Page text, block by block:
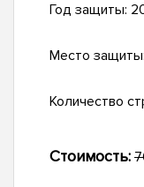
Год защиты:
Место защиты:
Количество
Стоимость: